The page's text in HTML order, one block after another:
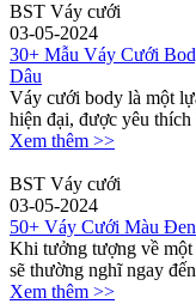
BST Váy cưới
03-05-2024
30+ Mẫu Váy Cưới
Dâu
Váy cưới body là một
hiện đại, được yêu
Xem thêm >>
BST Váy cưới
03-05-2024
50+ Váy Cưới Màu
Khi tưởng tượng về
sẽ thường nghĩ ngay
Xem thêm >>